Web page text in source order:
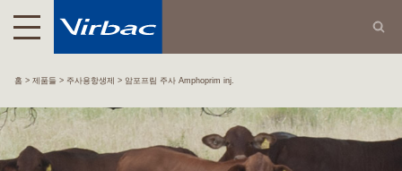
홈 제품들 주사용항생제 암포프림 주사 Amphoprim inj.